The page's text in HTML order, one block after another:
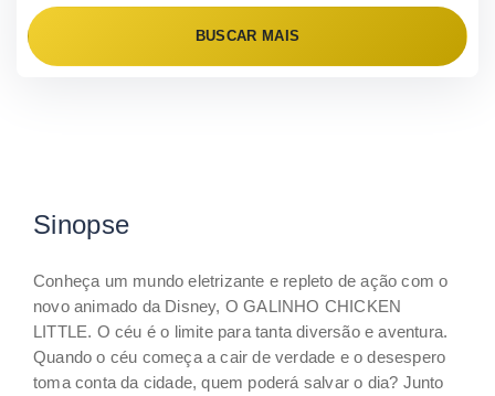
BUSCAR MAIS
Sinopse
Conheça um mundo eletrizante e repleto de ação com o
novo animado da Disney, O GALINHO CHICKEN
LITTLE. O céu é o limite para tanta diversão e aventura.
Quando o céu começa a cair de verdade e o desespero
toma conta da cidade, quem poderá salvar o dia? Junto